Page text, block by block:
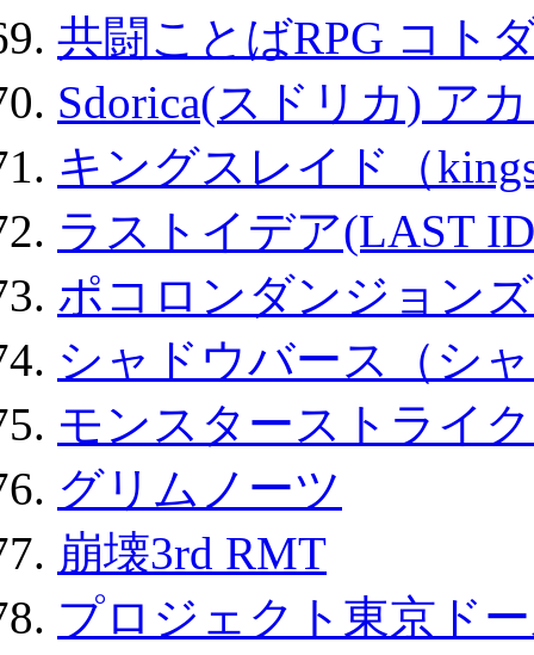
共闘ことばRPG コト
Sdorica(スドリカ) ア
キングスレイド（
ラストイデア(LAST
ポコロンダンジョン
シャドウバース（シ
モンスターストライ
グリムノーツ
崩壊3rd RMT
プロジェクト東京ド